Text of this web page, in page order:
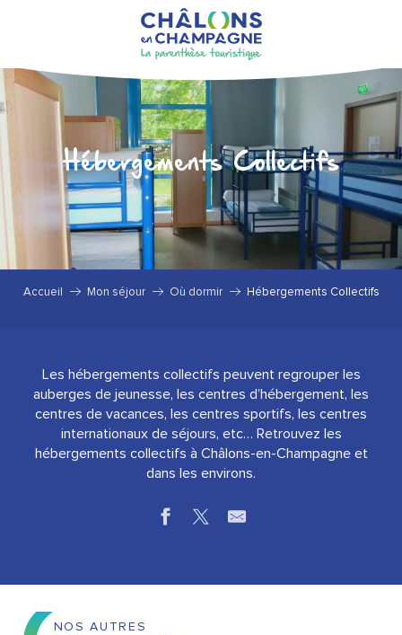
principal
Hébergements Collectifs
Accueil Mon séjour Où dormir Hébergements Collectifs
Les hébergements collectifs peuvent regrouper les
auberges de jeunesse, les centres d’hébergement, les
centres de vacances, les centres sportifs, les centres
internationaux de séjours, etc… Retrouvez les
hébergements collectifs à Châlons-en-Champagne et
dans les environs.
Centre d'hébergement collectif nature "le Val d'Ante"
NOS AUTRES